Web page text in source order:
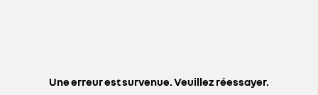
Une erreur est survenue. Veuillez réessayer.